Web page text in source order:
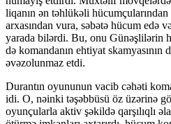
liqanın ən təhlükəli
arxasından vura, səbətə hücum edə
yarada bilərdi. Bu, onu Günəşlilərin
də komandanın ehtiyat skamyasının
əvəzolunmaz etdi.
Durantın oyununun vacib cəhəti
idi. O, nəinki təşəbbüsü öz üzərinə
oyunçularla aktiv şəkildə qarşılıqlı